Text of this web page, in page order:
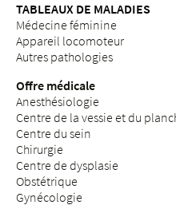
TABLEAUX DE MALADIES
Médecine féminine
Appareil locomoteur
Autres pathologies
Offre médicale
Anesthésiologie
Centre de la vessie et du
Centre du sein
Chirurgie
Centre de dysplasie
Obstétrique
Gynécologie